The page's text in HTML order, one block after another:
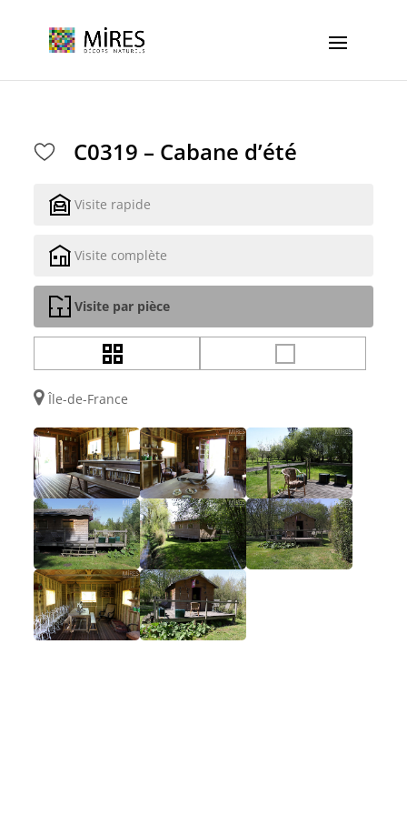
C0319 – Cabane d’été
Visite rapide
Visite complète
Visite par pièce
Île-de-France